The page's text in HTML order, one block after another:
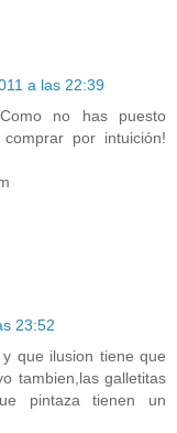
a las 22:39
no has puesto
por intuición!
23:52
que ilusion tiene que
tambien,las galletitas
pintaza tienen un